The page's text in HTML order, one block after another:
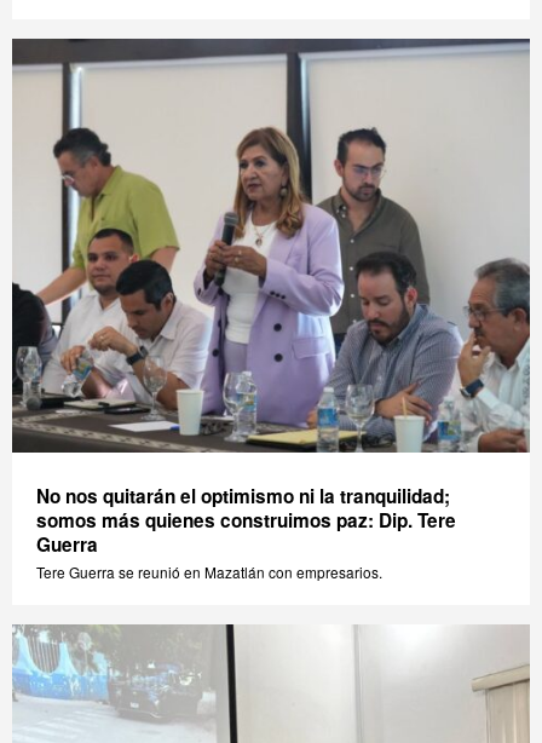
No nos quitarán el optimismo ni la tranquilidad;
somos más quienes construimos paz: Dip. Tere
Guerra
Tere Guerra se reunió en Mazatlán con empresarios.